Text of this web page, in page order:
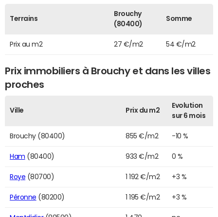
Terrains
Brouchy
(80400)
Somme
Prix au m2 27 €/m2 54 €/m2
Prix immobiliers à Brouchy et dans les villes
proches
Ville Prix du m2
Evolution
sur 6 mois
Brouchy (80400) 855 €/m2 -10 %
Ham (80400) 933 €/m2 0 %
Roye (80700) 1 192 €/m2 +3 %
Péronne (80200) 1 195 €/m2 +3 %